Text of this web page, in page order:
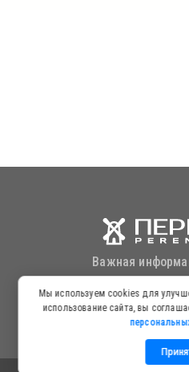
Важная
Информация
Политика в отношении
Мы используем cookies для
использование сайта, вы